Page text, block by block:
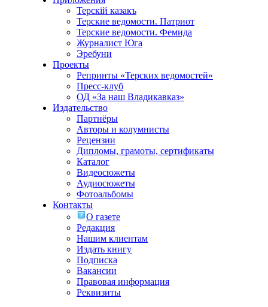
Терскiй казакъ
Терские ведомости. Патриот
Терские ведомости. Фемида
Журналист Юга
Эребуни
Проекты
Репринты «Терских ведомостей»
Пресс-клуб
ОД «За наш Владикавказ»
Издательство
Партнёры
Авторы и колумнисты
Рецензии
Дипломы, грамоты, сертификаты
Каталог
Видеосюжеты
Аудиосюжеты
Фотоальбомы
Контакты
О газете
Редакция
Нашим клиентам
Издать книгу
Подписка
Вакансии
Правовая информация
Реквизиты